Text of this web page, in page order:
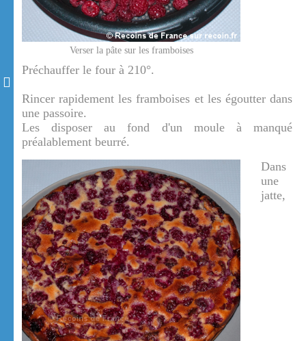
Verser la pâte sur les framboises
Préchauffer le four à 210°.
Rincer rapidement les framboises et les égoutter dans
une passoire.
Les disposer au fond d'un moule à manqué
préalablement beurré.
Dans
une
jatte,